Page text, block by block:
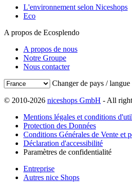
L'environnement selon Niceshops
Eco
A propos de Ecosplendo
A propos de nous
Notre Groupe
Nous contacter
Changer de pays / langue
© 2010-2026 niceshops GmbH - All
Mentions légales et conditions
Protection des Données
Conditions Générales de Vente et
Déclaration d'accessibilité
Paramètres de confidentialité
Entreprise
Autres nice Shops